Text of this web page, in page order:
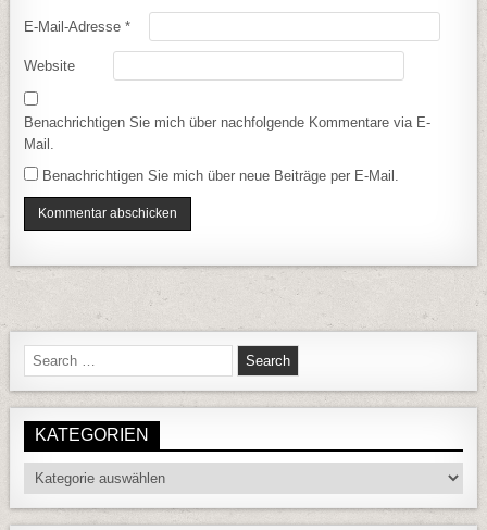
E-Mail-Adresse*
Website
Benachrichtigen Sie mich über nachfolgende Kommentare via E-
Mail.
Benachrichtigen Sie mich über neue Beiträge per E-Mail.
Search for:
KATEGORIEN
Kategorien